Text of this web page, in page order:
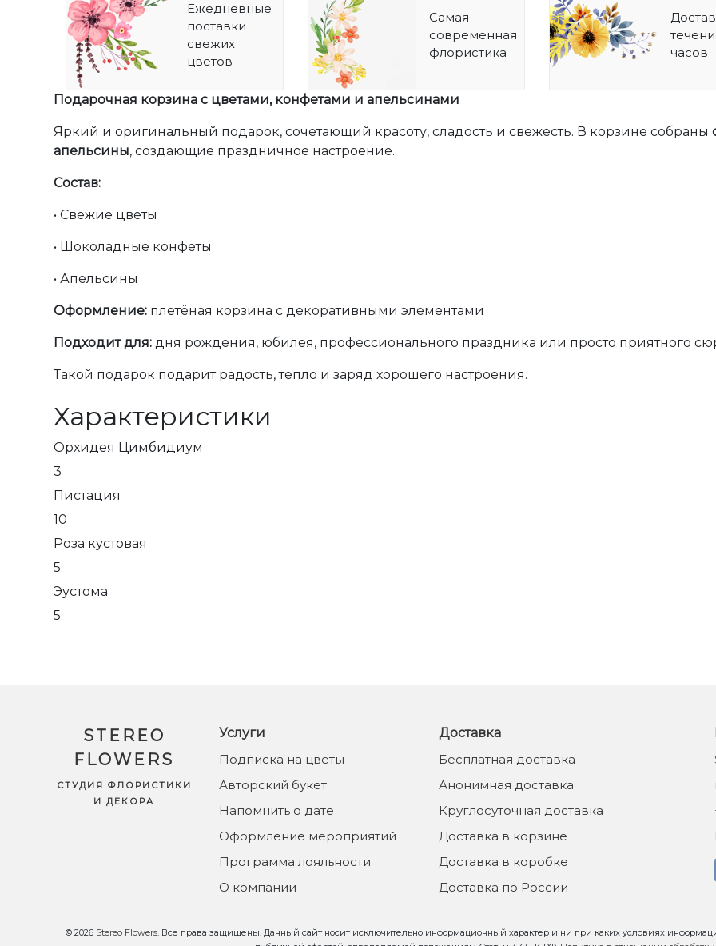
Ежедневные
поставки
свежих
цветов
Самая
современная
флористика
часов
Подарочная корзина с цветами, конфетами и апельсинами
Яркий и оригинальный подарок, сочетающий красоту, сладость и свежесть. В корзине собраны
апельсины, создающие праздничное настроение.
Состав:
• Свежие цветы
• Шоколадные конфеты
• Апельсины
Оформление: плетёная корзина с декоративными элементами
Подходит для: дня рождения, юбилея, профессионального праздника или просто приятного
Такой подарок подарит радость, тепло и заряд хорошего настроения.
Характеристики
Орхидея Цимбидиум
3
Пистация
10
Роза кустовая
5
Эустома
5
STEREO
FLOWERS
СТУДИЯ ФЛОРИСТИКИ
И ДЕКОРА
Услуги
Подписка на цветы
Авторский букет
Напомнить о дате
Оформление мероприятий
Программа лояльности
О компании
Доставка
Бесплатная доставка
Анонимная доставка
Круглосуточная доставка
Доставка в корзине
Доставка в коробке
Доставка по России
© 2026 Stereo Flowers. Все права защищены. Данный сайт носит исключительно информационный характер и ни при каких условиях